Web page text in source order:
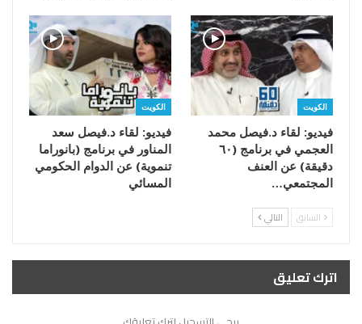
الكويت
فيديو: لقاء د.فيصل محمد
العجمي في برنامج (٦٠
دقيقة) عن العنف
المجتمعي…
الكويت
فيديو: لقاء د.فيصل سعد
المناور في برنامج (بانوراما
تنموية) عن الدوام الحكومي
المسائي
السابق التالي
اترك تعليق